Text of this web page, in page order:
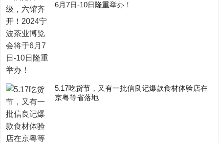
6月7日-10日隆重举办！
5.17吃货节，又有一批信良记爆款食材体验店在
京粤等省落地